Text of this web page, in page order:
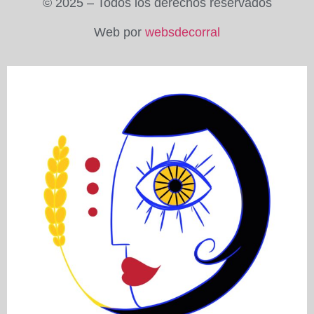
© 2025 – Todos los derechos reservados
Web por websdecorral